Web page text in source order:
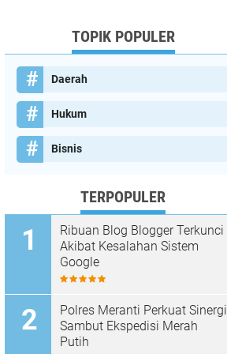
TOPIK POPULER
Daerah
Hukum
Bisnis
TERPOPULER
Ribuan Blog Blogger Terkunci
Akibat Kesalahan Sistem
Google
Polres Meranti Perkuat Sinergi
Sambut Ekspedisi Merah
Putih